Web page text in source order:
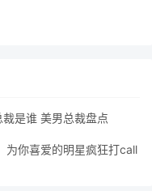
是谁 美男总裁盘点
为你喜爱的明星疯狂打call